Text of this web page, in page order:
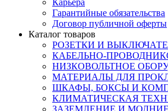
Карьера
Гарантийные обязательства
Договор публичной оферты
Каталог товаров
РОЗЕТКИ И
КАБЕЛЬНО-
НИЗКОВОЛЬТНОЕ
МАТЕРИАЛЫ ДЛЯ
ШКАФЫ, БОКСЫ И
КЛИМАТИЧЕСКАЯ
ЗАЗЕМЛЕНИЕ И